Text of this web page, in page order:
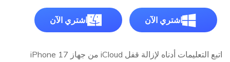
اشتري الآن اشتري الآن
اتبع التعليمات أدناه لإزالة قفل iCloud من جهاز iPhone 17